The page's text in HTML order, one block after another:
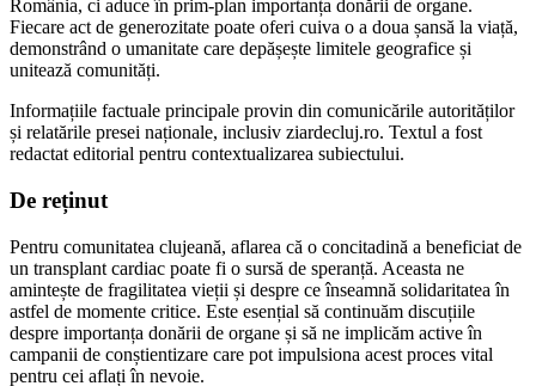
România, ci aduce în prim-plan importanța donării de organe.
Fiecare act de generozitate poate oferi cuiva o a doua șansă la viață,
demonstrând o umanitate care depășește limitele geografice și
unitează comunități.
Informațiile factuale principale provin din comunicările autorităților
și relatările presei naționale, inclusiv ziardecluj.ro. Textul a fost
redactat editorial pentru contextualizarea subiectului.
De reținut
Pentru comunitatea clujeană, aflarea că o concitadină a beneficiat de
un transplant cardiac poate fi o sursă de speranță. Aceasta ne
amintește de fragilitatea vieții și despre ce înseamnă solidaritatea în
astfel de momente critice. Este esențial să continuăm discuțiile
despre importanța donării de organe și să ne implicăm active în
campanii de conștientizare care pot impulsiona acest proces vital
pentru cei aflați în nevoie.